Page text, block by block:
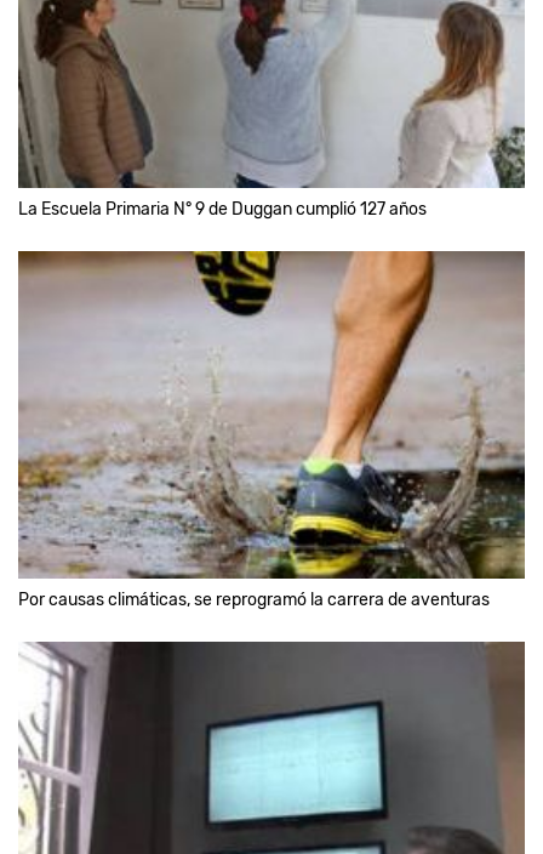
La Escuela Primaria N° 9 de Duggan cumplió 127 años
Por causas climáticas, se reprogramó la carrera de aventuras